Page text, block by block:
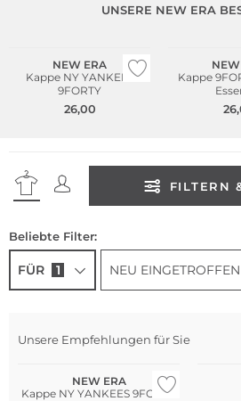
UNSERE NEW ERA
NEW ERA
Kappe NY YANKEES
9FORTY
26,00
Kappe
FILTERN
Beliebte Filter:
FÜR 1 NEU EINGETROFFEN
Unsere Empfehlungen für Sie
Bestseller
NEW ERA
Kappe NY YANKEES 9FORTY